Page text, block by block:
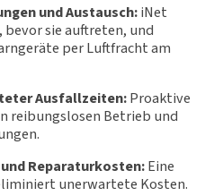
und Austausch:iNet
sie auftreten, und
per Luftfracht am
Ausfallzeiten:Proaktive
reibungslosen Betrieb und
Reparaturkosten:Eine
unerwartete Kosten.